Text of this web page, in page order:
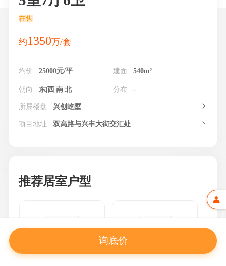
在售
约1350万/套
均价 25000元/平 建面 540m²
朝向 东|西|南|北 分布 -
所属楼盘 兴创屹墅
项目地址 双高路与兴丰大街交汇处
推荐居室户型
询底价